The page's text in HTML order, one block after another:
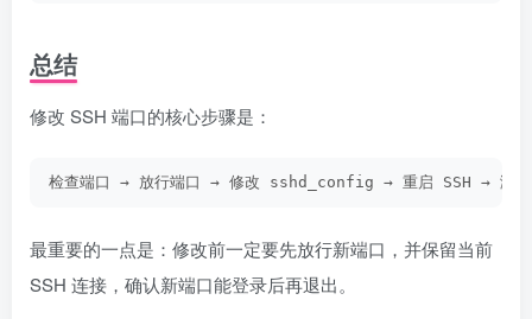
总结
修改 SSH 端口的核心步骤是：
检查端口 → 放行端口 → 修改 sshd_config → 重启 SSH → 测试
最重要的一点是：修改前一定要先放行新端口，并保留当前
SSH 连接，确认新端口能登录后再退出。